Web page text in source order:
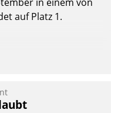
auf Platz 1.